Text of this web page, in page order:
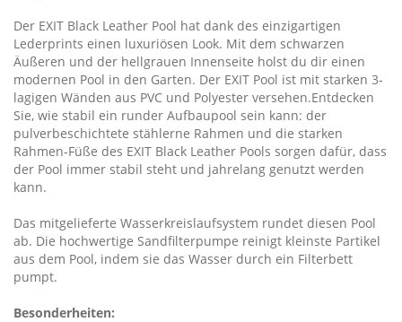
Der EXIT Black Leather Pool hat dank des einzigartigen
Lederprints einen luxuriösen Look. Mit dem schwarzen
Äußeren und der hellgrauen Innenseite holst du dir einen
modernen Pool in den Garten. Der EXIT Pool ist mit starken 3-
lagigen Wänden aus PVC und Polyester versehen.Entdecken
Sie, wie stabil ein runder Aufbaupool sein kann: der
pulverbeschichtete stählerne Rahmen und die starken
Rahmen-Füße des EXIT Black Leather Pools sorgen dafür, dass
der Pool immer stabil steht und jahrelang genutzt werden
kann.
Das mitgelieferte Wasserkreislaufsystem rundet diesen Pool
ab. Die hochwertige Sandfilterpumpe reinigt kleinste Partikel
aus dem Pool, indem sie das Wasser durch ein Filterbett
pumpt.
Besonderheiten: